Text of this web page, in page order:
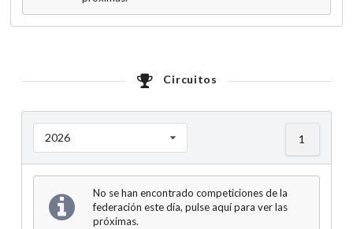
Circuitos
2026 1
No se han encontrado competiciones de la
federación este día, pulse aquí para ver las
próximas.